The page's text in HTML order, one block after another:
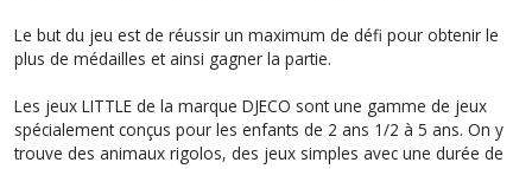
Le but du jeu est de réussir un maximum de défi pour obtenir le
plus de médailles et ainsi gagner la partie.
Les jeux LITTLE de la marque DJECO sont une gamme de jeux
spécialement conçus pour les enfants de 2 ans 1/2 à 5 ans. On y
trouve des animaux rigolos, des jeux simples avec une durée de